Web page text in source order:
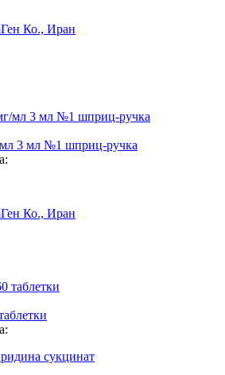
Ко., Иран
3 мл №1 шприц-ручка
Ко., Иран
сукцинат